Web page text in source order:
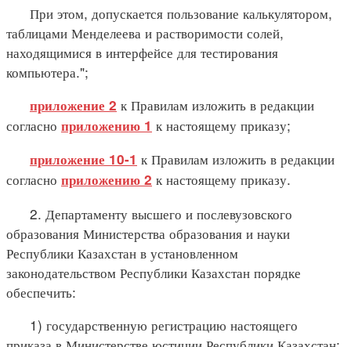
При этом, допускается пользование калькулятором,
таблицами Менделеева и растворимости солей,
находящимися в интерфейсе для тестирования
компьютера.";
приложение 2 к Правилам изложить в редакции
согласно приложению 1 к настоящему приказу;
приложение 10-1 к Правилам изложить в редакции
согласно приложению 2 к настоящему приказу.
2. Департаменту высшего и послевузовского
образования Министерства образования и науки
Республики Казахстан в установленном
законодательством Республики Казахстан порядке
обеспечить:
1) государственную регистрацию настоящего